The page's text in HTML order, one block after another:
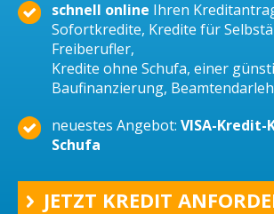
schnell online Ihren
Sofortkredite, Kredite für
Freiberufler,
Kredite ohne Schufa, einer
Baufinanzierung,
neuestes Angebot: VISA-Kredit-
Schufa
JETZT KREDIT